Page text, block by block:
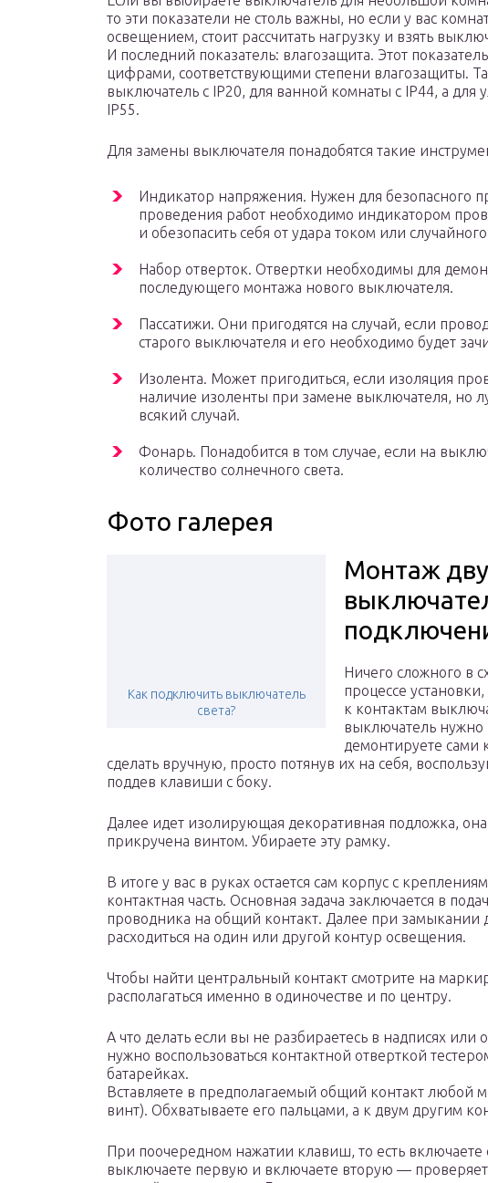
то эти показатели не столь важны, но если у вас
освещением, стоит рассчитать нагрузку и взять
И последний показатель: влагозащита. Этот
цифрами, соответствующими степени влагозащиты.
выключатель с IP20, для ванной комнаты с IP44, а для
IP55.
Для замены выключателя понадобятся такие
Индикатор напряжения. Нужен для безопасного
проведения работ необходимо индикатором
и обезопасить себя от удара током или
Набор отверток. Отвертки необходимы для
последующего монтажа нового выключателя.
Пассатижи. Они пригодятся на случай, если
старого выключателя и его необходимо будет
Изолента. Может пригодиться, если изоляция
наличие изоленты при замене выключателя, но
всякий случай.
Фонарь. Понадобится в том случае, если на
количество солнечного света.
Фото галерея
Как подключить выключатель
света?
Монтаж
Ничего сложного в
процессе
к контактам
выключатель нужно
демонтируете сами
сделать вручную, просто потянув их на себя,
поддев клавиши с боку.
Далее идет изолирующая декоративная подложка,
прикручена винтом. Убираете эту рамку.
В итоге у вас в руках остается сам корпус с
контактная часть. Основная задача заключается в
проводника на общий контакт. Далее при замыкании
расходиться на один или другой контур освещения.
Чтобы найти центральный контакт смотрите на
располагаться именно в одиночестве и по центру.
А что делать если вы не разбираетесь в надписях или
нужно воспользоваться контактной отверткой
батарейках.
Вставляете в предполагаемый общий контакт любой
винт). Обхватываете его пальцами, а к двум другим
При поочередном нажатии клавиш, то есть
выключаете первую и включаете вторую —